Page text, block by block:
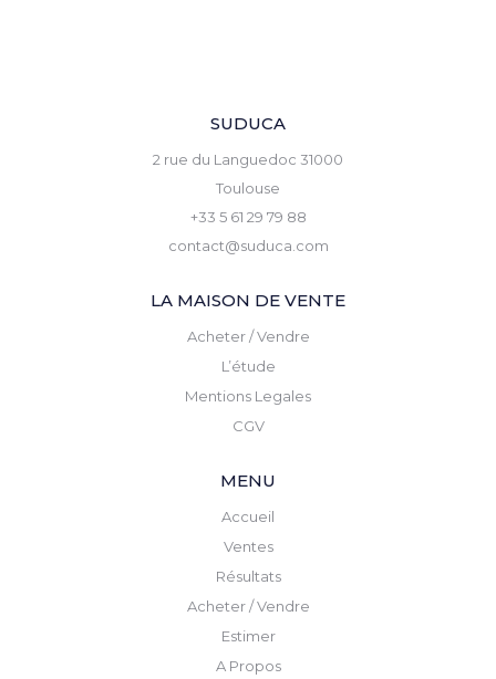
SUDUCA
2 rue du Languedoc 31000
Toulouse
+33 5 61 29 79 88
contact@suduca.com
LA MAISON DE VENTE
Acheter / Vendre
L’étude
Mentions Legales
CGV
MENU
Accueil
Ventes
Résultats
Acheter / Vendre
Estimer
A Propos